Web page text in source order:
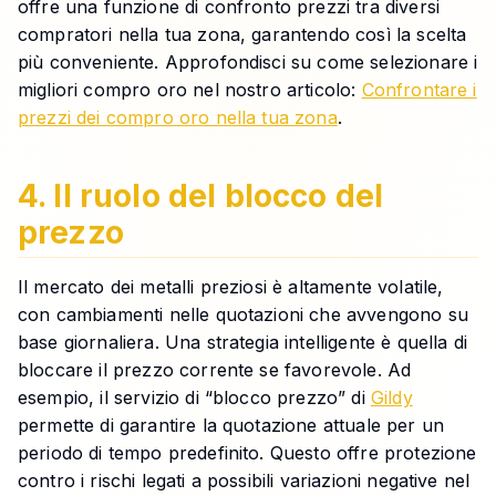
offre una funzione di confronto prezzi tra diversi
compratori nella tua zona, garantendo così la scelta
più conveniente. Approfondisci su come selezionare i
migliori compro oro nel nostro articolo: Confrontare i
prezzi dei compro oro nella tua zona.
4. Il ruolo del blocco del
prezzo
Il mercato dei metalli preziosi è altamente volatile,
con cambiamenti nelle quotazioni che avvengono su
base giornaliera. Una strategia intelligente è quella di
bloccare il prezzo corrente se favorevole. Ad
esempio, il servizio di “blocco prezzo” di Gildy
permette di garantire la quotazione attuale per un
periodo di tempo predefinito. Questo offre protezione
contro i rischi legati a possibili variazioni negative nel